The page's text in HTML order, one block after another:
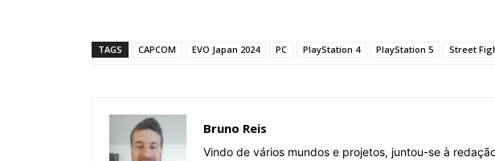
TAGS CAPCOM EVO Japan 2024 PC PlayStation 4 PlayStation 5 Street
Bruno Reis
Vindo de vários mundos e projetos, juntou-se à